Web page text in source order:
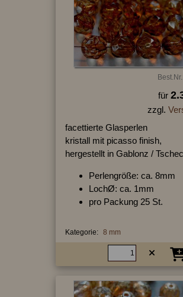
für
zzgl.
facettierte Glasperlen
kristall mit picasso finish,
hergestellt in Gablonz /
Perlengröße: ca. 8mm
LochØ: ca. 1mm
pro Packung 25 St.
Kategorie: 8 mm